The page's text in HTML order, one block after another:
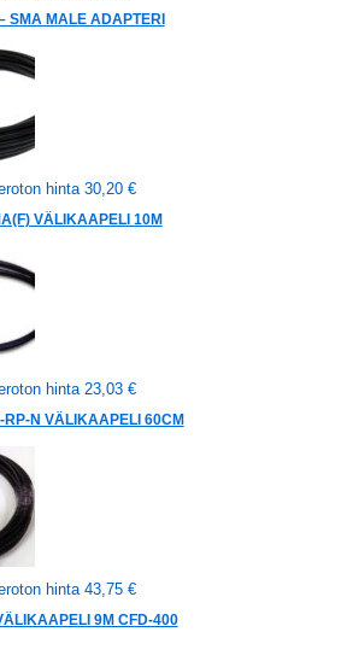
SMA MALE ADAPTERI
hinta 30,20 €
VÄLIKAAPELI 10M
hinta 23,03 €
RP-N VÄLIKAAPELI 60CM
hinta 43,75 €
9M CFD-400